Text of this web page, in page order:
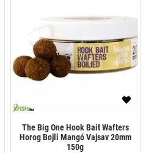
The Big One Hook Bait Wafters
Horog Bojli Mangó Vajsav 20mm
150g